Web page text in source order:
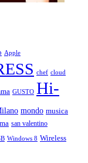
Apple
chef cloud
GUSTO Hi-
mondo musica
san valentino
Windows 8 Wireless